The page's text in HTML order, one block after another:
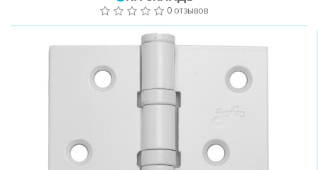
0 отзывов